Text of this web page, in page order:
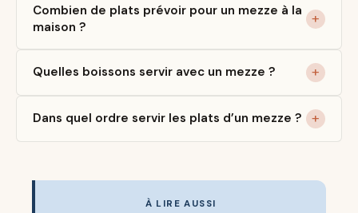
Combien de plats prévoir pour un mezze à la
maison ?
Quelles boissons servir avec un mezze ?
Dans quel ordre servir les plats d’un mezze ?
À LIRE AUSSI